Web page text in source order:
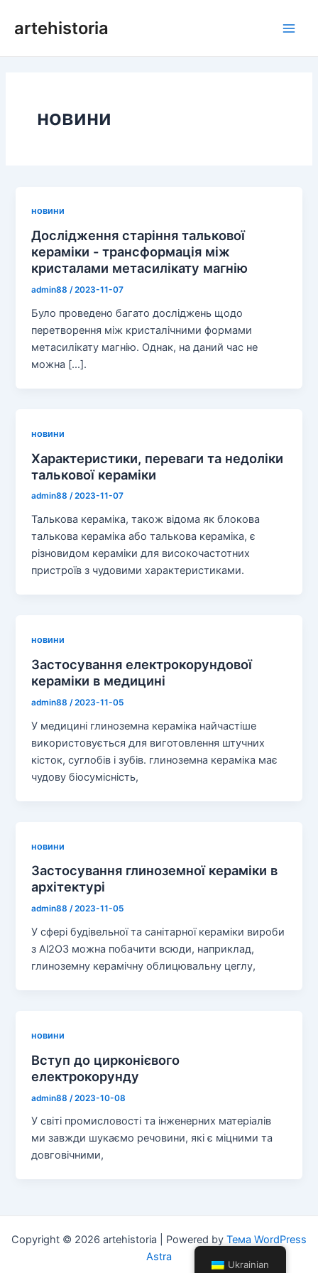
artehistoria
новини
новини
Дослідження старіння талькової
кераміки - трансформація між
кристалами метасилікату магнію
admin88/2023-11-07
Було проведено багато досліджень щодо
перетворення між кристалічними формами
метасилікату магнію. Однак, на даний час не
можна [...].
новини
Характеристики, переваги та недоліки
талькової кераміки
admin88/2023-11-07
Талькова кераміка, також відома як блокова
талькова кераміка або талькова кераміка, є
різновидом кераміки для високочастотних
пристроїв з чудовими характеристиками.
новини
Застосування електрокорундової
кераміки в медицині
admin88/2023-11-05
У медицині глиноземна кераміка найчастіше
використовується для виготовлення штучних
кісток, суглобів і зубів. глиноземна кераміка має
чудову біосумісність,
новини
Застосування глиноземної кераміки в
архітектурі
admin88/2023-11-05
У сфері будівельної та санітарної кераміки вироби
з Al2O3 можна побачити всюди, наприклад,
глиноземну керамічну облицювальну цеглу,
новини
Вступ до цирконієвого
електрокорунду
admin88 /2023-10-08
У світі промисловості та інженерних матеріалів
ми завжди шукаємо речовини, які є міцними та
довговічними,
Copyright © 2026 artehistoria | Powered by Тема WordPress
Astra
Ukrainian